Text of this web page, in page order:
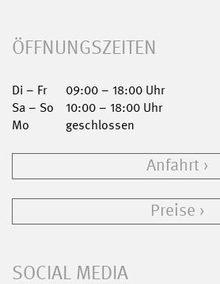
ÖFFNUNGSZEITEN
Di – Fr
09:00 – 18:00 Uhr
Sa – So
10:00 – 18:00 Uhr
Mo
geschlossen
Anfahrt
Preise
SOCIAL MEDIA